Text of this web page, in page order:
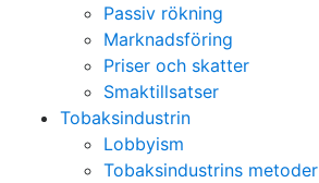
Passiv rökning
Marknadsföring
Priser och skatter
Smaktillsatser
Tobaksindustrin
Lobbyism
Tobaksindustrins metoder